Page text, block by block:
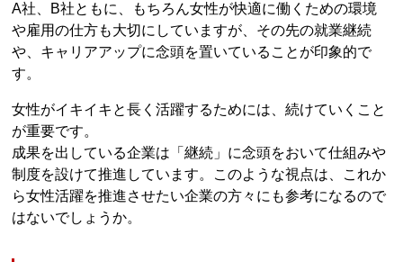
A社、B社ともに、もちろん女性が快適に働くための環境
や雇用の仕方も大切にしていますが、その先の就業継続
や、キャリアアップに念頭を置いていることが印象的で
す。
女性がイキイキと長く活躍するためには、続けていくこと
が重要です。
成果を出している企業は「継続」に念頭をおいて仕組みや
制度を設けて推進しています。このような視点は、これか
ら女性活躍を推進させたい企業の方々にも参考になるので
はないでしょうか。